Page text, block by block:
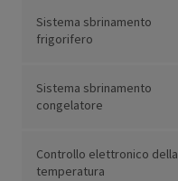
Sistema sbrinamento
frigorifero
Sistema sbrinamento
congelatore
Controllo elettronico della
temperatura